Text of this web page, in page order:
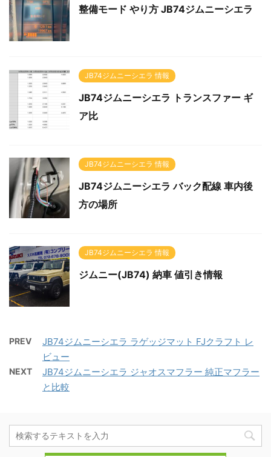
整備モード やり方 JB74ジムニーシエラ
JB74ジムニーシエラ 情報
JB74ジムニーシエラ トランスファー ギ
ア比
JB74ジムニーシエラ 情報
JB74ジムニーシエラ バック配線 車内後
方の場所
JB74ジムニーシエラ 情報
ジムニー(JB74) 納車 値引き情報
PREV
JB74ジムニーシエラ ラゲッジマット FJクラフト レ
ビュー
NEXT
JB74ジムニーシエラ ジャオスマフラー 純正マフラー
と比較